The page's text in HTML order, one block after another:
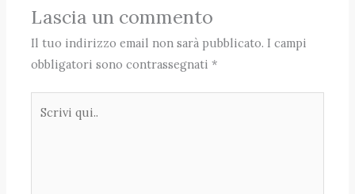
Lascia un commento
Il tuo indirizzo email non sarà pubblicato. I campi
obbligatori sono contrassegnati*